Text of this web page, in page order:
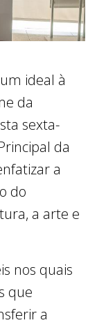
ideal à
da
sexta-
da
a
do
a arte e
nos quais
que
a